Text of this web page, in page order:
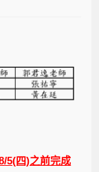
5(四)之前完成